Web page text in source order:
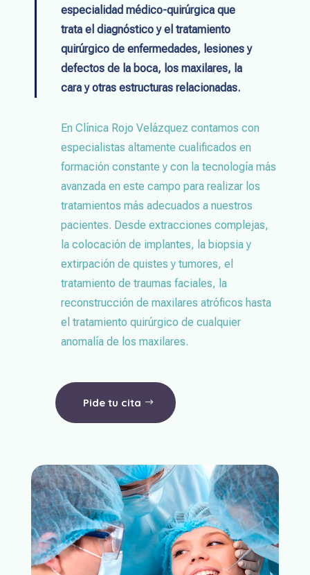
especialidad médico-quirúrgica que
trata el diagnóstico y el tratamiento
quirúrgico de enfermedades, lesiones y
defectos de la boca, los maxilares, la
cara y otras estructuras relacionadas.
En Clínica Rojo Velázquez contamos con
especialistas altamente cualificados en
formación constante y con la tecnología más
avanzada en este campo para realizar los
tratamientos más adecuados a nuestros
pacientes. Desde extracciones complejas,
la colocación de implantes, la biopsia y
extirpación de quistes y tumores, el
tratamiento de traumas faciales, la
reconstrucción de maxilares atróficos hasta
el tratamiento quirúrgico de cualquier
anomalía de los maxilares.
Pide tu cita